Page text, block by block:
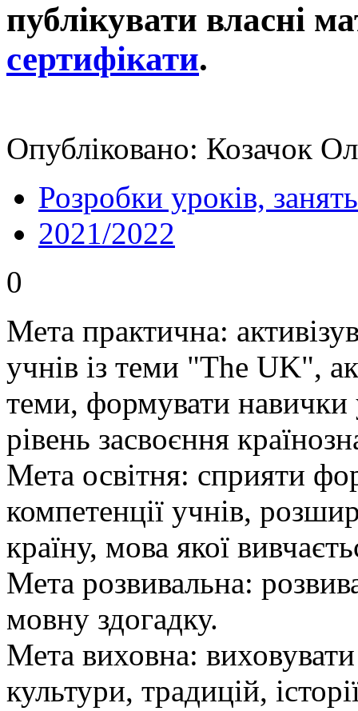
публікувати власні
сертифікати.
Опубліковано: Козачок
Розробки уроків, занять
2021/2022
0
Мета практична:
учнів із теми "The UK",
теми, формувати навички
рівень засвоєння
Мета освітня: сприяти
компетенції учнів,
країну, мова якої
Мета розвивальна:
мовну здогадку.
Мета виховна:
культури, традицій,